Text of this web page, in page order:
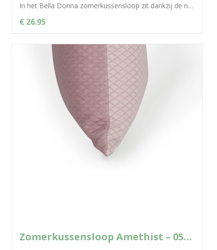
In het Bella Donna zomerkussensloop zit dankzij de natuurlijke cellulosevezel Tencel® een uitgekiend klimaatconcept voor een aangenaam en droog slaapklimaat. De fantastische...
€ 26.95
Zomerkussensloop Amethist – 0528 Bella Donna